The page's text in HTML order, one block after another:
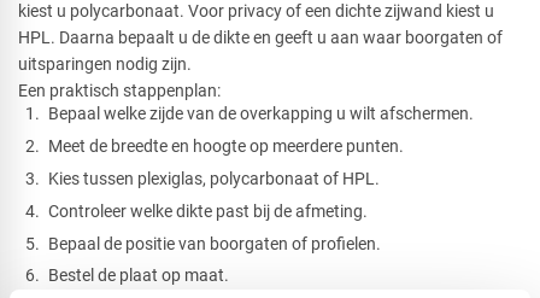
kiest u polycarbonaat. Voor privacy of een dichte zijwand kiest u
HPL. Daarna bepaalt u de dikte en geeft u aan waar boorgaten of
uitsparingen nodig zijn.
Een praktisch stappenplan:
Bepaal welke zijde van de overkapping u wilt afschermen.
Meet de breedte en hoogte op meerdere punten.
Kies tussen plexiglas, polycarbonaat of HPL.
Controleer welke dikte past bij de afmeting.
Bepaal de positie van boorgaten of profielen.
Bestel de plaat op maat.